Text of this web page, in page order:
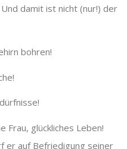
damit ist nicht (nur!) der
bohren!
Frau, glückliches Leben!
er auf Befriedigung seiner